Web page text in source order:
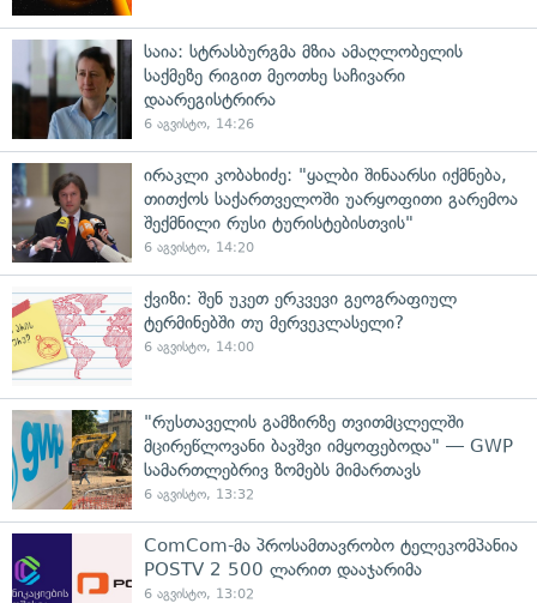
საია: სტრასბურგმა მზია ამაღლობელის
საქმეზე რიგით მეოთხე საჩივარი
დაარეგისტრირა
6 აგვისტო, 14:26
ირაკლი კობახიძე: "ყალბი შინაარსი იქმნება,
თითქოს საქართველოში უარყოფითი გარემოა
შექმნილი რუსი ტურისტებისთვის"
6 აგვისტო, 14:20
ქვიზი: შენ უკეთ ერკვევი გეოგრაფიულ
ტერმინებში თუ მერვეკლასელი?
6 აგვისტო, 14:00
"რუსთაველის გამზირზე თვითმცლელში
მცირეწლოვანი ბავშვი იმყოფებოდა" — GWP
სამართლებრივ ზომებს მიმართავს
6 აგვისტო, 13:32
ComCom-მა პროსამთავრობო ტელეკომპანია
POSTV 2 500 ლარით დააჯარიმა
6 აგვისტო, 13:02